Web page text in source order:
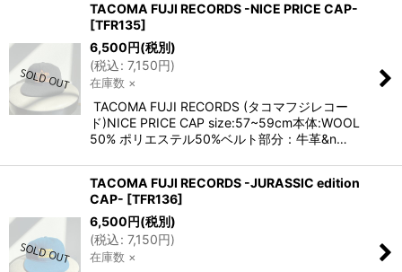
TACOMA FUJI RECORDS -NICE PRICE CAP-
[TFR135]
6,500円(税別)
(税込: 7,150円)
在庫数 ×
TACOMA FUJI RECORDS (タコマフジレコー
ド)NICE PRICE CAP size:57~59cm本体:WOOL
50% ポリエステル50%ベルト部分：牛革&n…
TACOMA FUJI RECORDS -JURASSIC edition
CAP- [TFR136]
6,500円(税別)
(税込: 7,150円)
在庫数 ×